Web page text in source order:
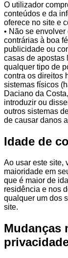
O utilizador
conteúdos e da
oferece no site e
• Não se
contrárias à boa
publicidade ou
casas de apostas
qualquer tipo de
contra os direitos
sistemas físicos
Daciano da
introduzir ou
outros sistemas
de causar danos
Idade de
Ao usar este site,
maioridade em
que é maior de
residência e nos
qualquer um dos
site.
Mudanças